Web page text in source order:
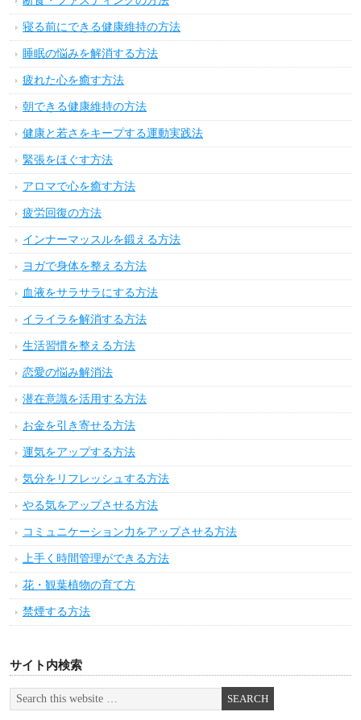
寝る前にできる健康維持の方法
睡眠の悩みを解消する方法
疲れた心を癒す方法
朝できる健康維持の方法
健康と若さをキープする運動実践法
緊張をほぐす方法
アロマで心を癒す方法
疲労回復の方法
インナーマッスルを鍛える方法
ヨガで身体を整える方法
血液をサラサラにする方法
イライラを解消する方法
生活習慣を整える方法
恋愛の悩み解消法
潜在意識を活用する方法
お金を引き寄せる方法
運気をアップする方法
気分をリフレッシュする方法
やる気をアップさせる方法
コミュニケーション力をアップさせる方法
上手く時間管理ができる方法
花・観葉植物の育て方
禁煙する方法
サイト内検索